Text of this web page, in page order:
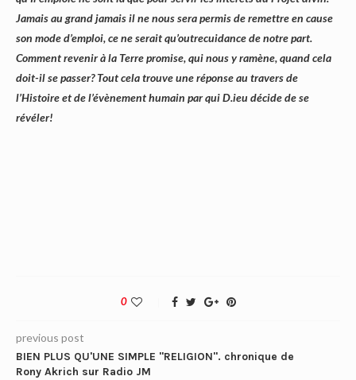
Jamais au grand jamais il ne nous sera permis de remettre en cause
son mode d’emploi, ce ne serait qu’outrecuidance de notre part.
Comment revenir à la Terre promise, qui nous y ramène, quand cela
doit-il se passer? Tout cela trouve une réponse au travers de
l’Histoire et de l’évènement humain par qui D.ieu décide de se
révéler!
0
previous post
BIEN PLUS QU'UNE SIMPLE "RELIGION". chronique de
Rony Akrich sur Radio JM